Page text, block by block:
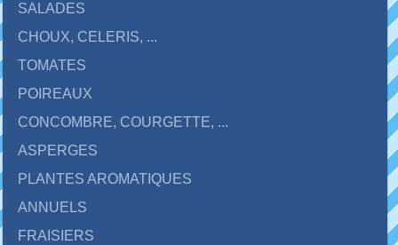
SALADES
CHOUX, CELERIS, ...
TOMATES
POIREAUX
CONCOMBRE, COURGETTE, ...
ASPERGES
PLANTES AROMATIQUES
ANNUELS
FRAISIERS